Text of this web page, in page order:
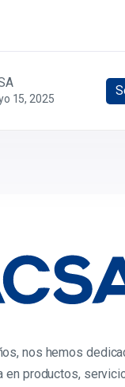
15, 2025
nos hemos
en productos,